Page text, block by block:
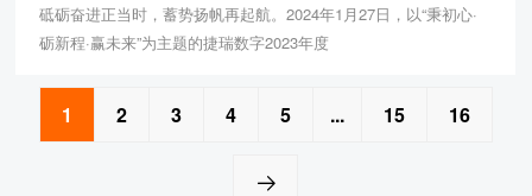
砥砺奋进正当时，蓄势扬帆再起航。2024年1月27日，以“秉初心·
砺新程·赢未来”为主题的捷瑞数字2023年度
1 2 3 4 5 ... 15 16
